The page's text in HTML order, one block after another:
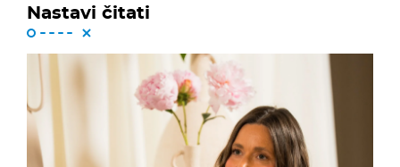
Nastavi čitati